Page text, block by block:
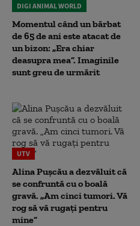
DIGI ANIMAL WORLD
Momentul când un bărbat
de 65 de ani este atacat de
un bizon: „Era chiar
deasupra mea”. Imaginile
sunt greu de urmărit
UTV
Alina Pușcău a dezvăluit că
se confruntă cu o boală
gravă. „Am cinci tumori. Vă
rog să vă rugați pentru
mine”